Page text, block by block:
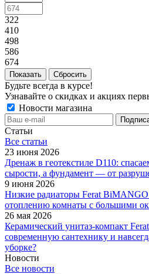
322
410
498
586
674
Сбросить
Будьте всегда в курсе!
Узнавайте о скидках и акциях
Новости магазина
Статьи
Все cтатьи
23 июня 2026
Дренаж в геотекстиле D110:
сырости, а фундамент — от
9 июня 2026
Низкие радиаторы Ferat
отоплению комнаты с большими
26 мая 2026
Керамический унитаз-компакт
современную сантехнику и
уборке?
Новости
Все новости